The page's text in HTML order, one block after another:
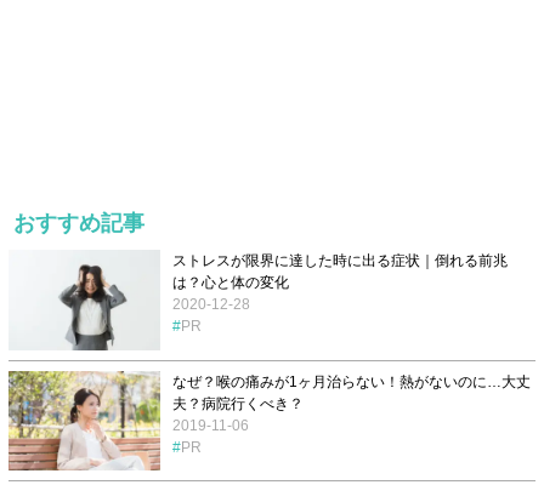
おすすめ記事
ストレスが限界に達した時に出る症状｜倒れる前兆
は？心と体の変化
2020-12-28
PR
なぜ？喉の痛みが1ヶ月治らない！熱がないのに…大丈
夫？病院行くべき？
2019-11-06
PR